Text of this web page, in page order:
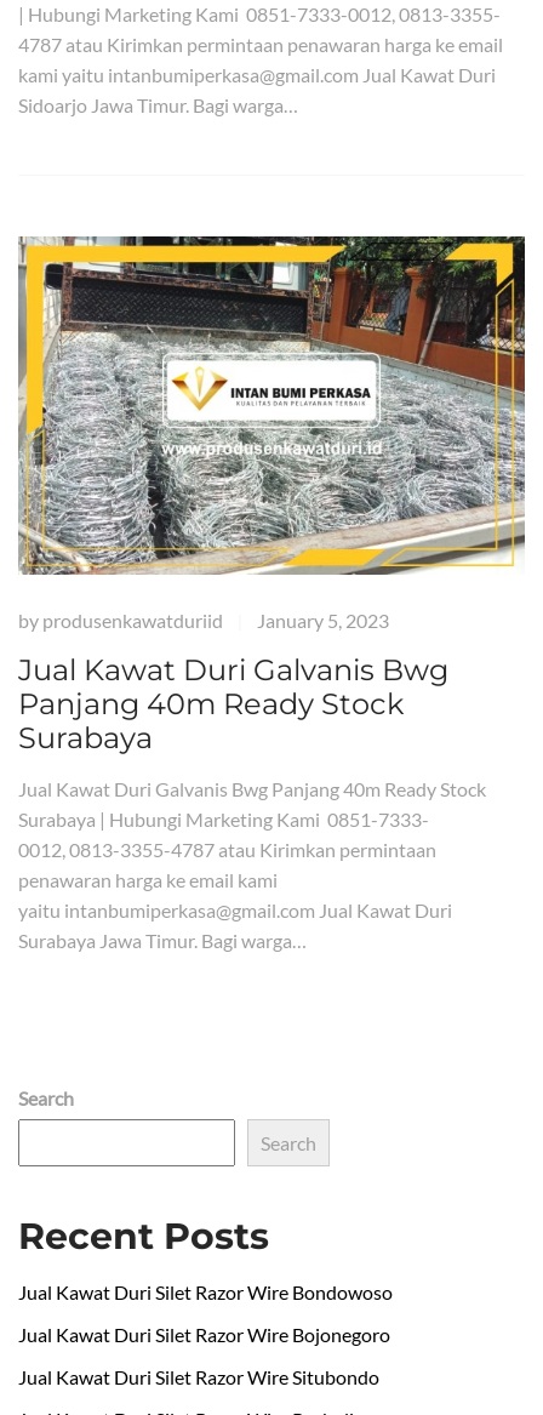
| Hubungi Marketing Kami 0851-7333-0012, 0813-3355-
4787 atau Kirimkan permintaan penawaran harga ke email
kami yaitu intanbumiperkasa@gmail.com Jual Kawat Duri
Sidoarjo Jawa Timur. Bagi warga…
by produsenkawatduriid January 5, 2023
Jual Kawat Duri Galvanis Bwg
Panjang 40m Ready Stock
Surabaya
Jual Kawat Duri Galvanis Bwg Panjang 40m Ready Stock
Surabaya | Hubungi Marketing Kami 0851-7333-
0012, 0813-3355-4787 atau Kirimkan permintaan
penawaran harga ke email kami
yaitu intanbumiperkasa@gmail.com Jual Kawat Duri
Surabaya Jawa Timur. Bagi warga…
Search
Search
Recent Posts
Jual Kawat Duri Silet Razor Wire Bondowoso
Jual Kawat Duri Silet Razor Wire Bojonegoro
Jual Kawat Duri Silet Razor Wire Situbondo